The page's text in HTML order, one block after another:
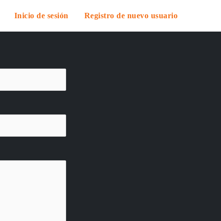
Inicio de sesión Registro de nuevo usuario